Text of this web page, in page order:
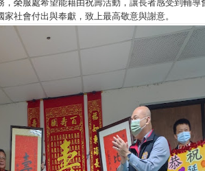
榮服處希望能藉由祝壽活動，讓長者感受到輔導
社會付出與奉獻，致上最高敬意與謝意。